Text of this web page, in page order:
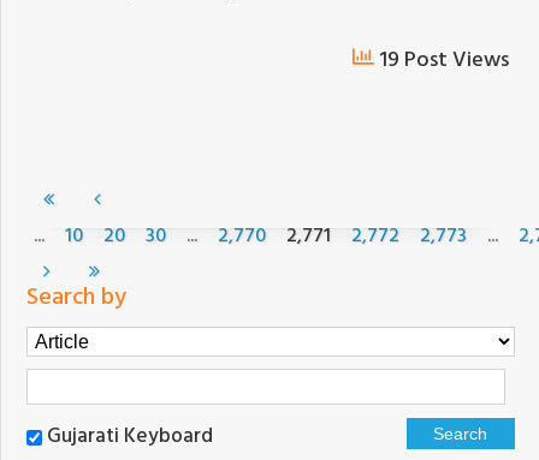
19 Post Views
... 10 20 30 ... 2,770 2,771 2,772 2,773 ...
Search by
Gujarati Keyboard